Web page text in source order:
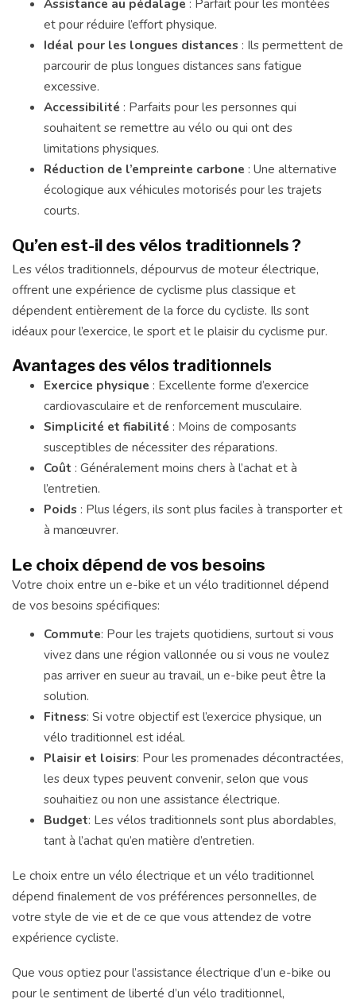
Assistance au pédalage : Parfait pour les montées
et pour réduire l’effort physique.
Idéal pour les longues distances : Ils permettent de
parcourir de plus longues distances sans fatigue
excessive.
Accessibilité : Parfaits pour les personnes qui
souhaitent se remettre au vélo ou qui ont des
limitations physiques.
Réduction de l’empreinte carbone : Une alternative
écologique aux véhicules motorisés pour les trajets
courts.
Qu’en est-il des vélos traditionnels ?
Les vélos traditionnels, dépourvus de moteur électrique,
offrent une expérience de cyclisme plus classique et
dépendent entièrement de la force du cycliste. Ils sont
idéaux pour l’exercice, le sport et le plaisir du cyclisme pur.
Avantages des vélos traditionnels
Exercice physique : Excellente forme d’exercice
cardiovasculaire et de renforcement musculaire.
Simplicité et fiabilité : Moins de composants
susceptibles de nécessiter des réparations.
Coût : Généralement moins chers à l’achat et à
l’entretien.
Poids : Plus légers, ils sont plus faciles à transporter et
à manœuvrer.
Le choix dépend de vos besoins
Votre choix entre un e-bike et un vélo traditionnel dépend
de vos besoins spécifiques:
Commute: Pour les trajets quotidiens, surtout si vous
vivez dans une région vallonnée ou si vous ne voulez
pas arriver en sueur au travail, un e-bike peut être la
solution.
Fitness: Si votre objectif est l’exercice physique, un
vélo traditionnel est idéal.
Plaisir et loisirs: Pour les promenades décontractées,
les deux types peuvent convenir, selon que vous
souhaitiez ou non une assistance électrique.
Budget: Les vélos traditionnels sont plus abordables,
tant à l’achat qu’en matière d’entretien.
Le choix entre un vélo électrique et un vélo traditionnel
dépend finalement de vos préférences personnelles, de
votre style de vie et de ce que vous attendez de votre
expérience cycliste.
Que vous optiez pour l’assistance électrique d’un e-bike ou
pour le sentiment de liberté d’un vélo traditionnel,